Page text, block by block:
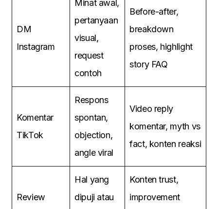
DM
Instagram
Minat awal,
pertanyaan
visual,
request
contoh
Before-after,
breakdown
proses, highlight
story FAQ
Komentar
TikTok
Respons
spontan,
objection,
angle viral
Video reply
komentar, myth vs
fact, konten reaksi
Review
Hal yang
dipuji atau
Konten trust,
improvement